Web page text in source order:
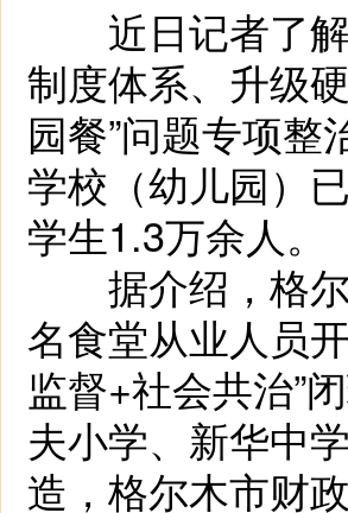
近日记者了解
制度体系、升级
园餐”问题专项整
学校（幼儿园）
学生1.3万余人。
据介绍，格尔
名食堂从业人员
监督+社会共治”
夫小学、新华中
造，格尔木市财